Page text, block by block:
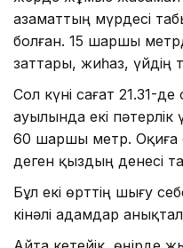
азаматтың мүрдесі
болған. 15 шаршы
заттары, жиһаз, үйдің
Сол күні сағат 21.31-
ауылында екі
60 шаршы метр. Оқиға
деген қыздың денесі
Бұл екі өрттің шығу
кінәлі адамдар